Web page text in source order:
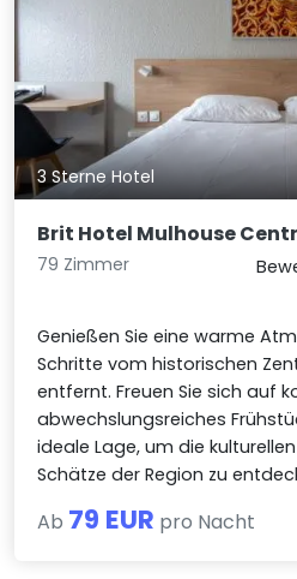
3 Sterne Hotel
Brit Hotel Mulhouse
79 Zimmer
Genießen Sie eine warme
Schritte vom historischen
entfernt. Freuen Sie sich auf
abwechslungsreiches
ideale Lage, um die
Schätze der Region zu
Ab 79 EUR pro Nacht